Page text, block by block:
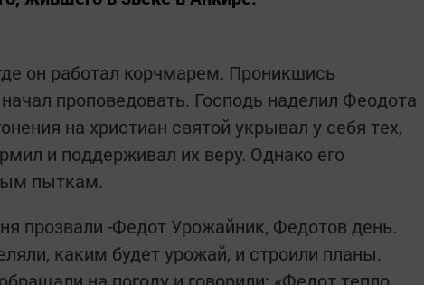
он работал корчмарем. Проникшись
проповедовать. Господь наделил Феодота
на христиан святой укрывал у себя тех,
и поддерживал их веру. Однако его
пыткам.
прозвали -Федот Урожайник, Федотов день.
каким будет урожай, и строили планы.